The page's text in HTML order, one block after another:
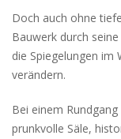
Doch auch ohne
Bauwerk durch
die Spiegelungen im
verändern.
Bei einem
prunkvolle Säle,